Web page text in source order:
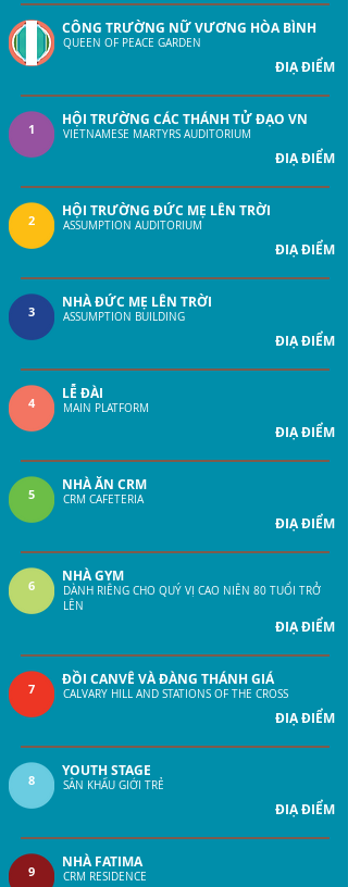
CÔNG TRƯỜNG NỮ VƯƠNG HÒA BÌNH
QUEEN OF PEACE GARDEN
ĐIẠ ĐIỂM
1
HỘI TRƯỜNG CÁC THÁNH TỬ ĐẠO VN
VIETNAMESE MARTYRS AUDITORIUM
ĐIẠ ĐIỂM
2
HỘI TRƯỜNG ĐỨC MẸ LÊN TRỜI
ASSUMPTION AUDITORIUM
ĐIẠ ĐIỂM
3
NHÀ ĐỨC MẸ LÊN TRỜI
ASSUMPTION BUILDING
ĐIẠ ĐIỂM
4
LỄ ĐÀI
MAIN PLATFORM
ĐIẠ ĐIỂM
5
NHÀ ĂN CRM
CRM CAFETERIA
ĐIẠ ĐIỂM
6
NHÀ GYM
DÀNH RIÊNG CHO QUÝ VỊ CAO NIÊN 80 TUỔI TRỞ
LÊN
ĐIẠ ĐIỂM
7
ĐỒI CANVÊ VÀ ĐÀNG THÁNH GIÁ
CALVARY HILL AND STATIONS OF THE CROSS
ĐIẠ ĐIỂM
8
YOUTH STAGE
SÂN KHẤU GIỚI TRẺ
ĐIẠ ĐIỂM
9
NHÀ FATIMA
CRM RESIDENCE